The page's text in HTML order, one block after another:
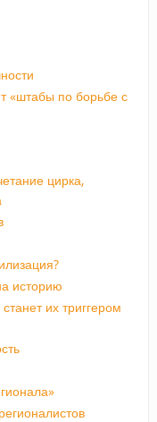
«штабы по борьбе с
цирка,
историю
их триггером